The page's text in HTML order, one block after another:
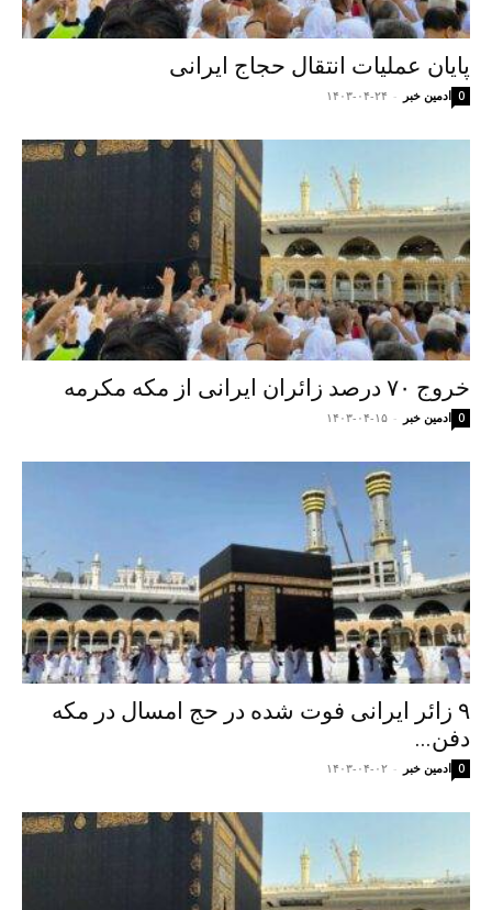
پایان عملیات انتقال حجاج ایرانی
ادمین خبر - ۱۴۰۳-۰۴-۲۴ 0
خروج ۷۰ درصد زائران ایرانی از مکه مکرمه
ادمین خبر - ۱۴۰۳-۰۴-۱۵ 0
۹ زائر ایرانی فوت شده در حج امسال در مکه
دفن...
ادمین خبر - ۱۴۰۳-۰۴-۰۲ 0